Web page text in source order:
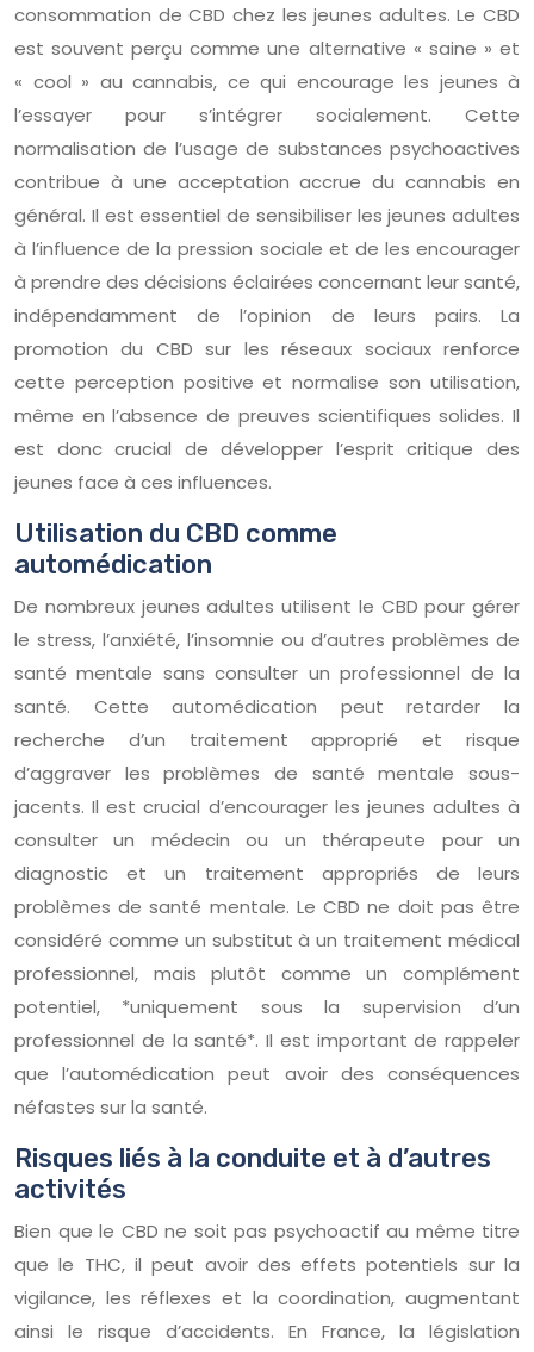
consommation de CBD chez les jeunes adultes. Le CBD
est souvent perçu comme une alternative « saine » et
« cool » au cannabis, ce qui encourage les jeunes à
l’essayer pour s’intégrer socialement. Cette
normalisation de l’usage de substances psychoactives
contribue à une acceptation accrue du cannabis en
général. Il est essentiel de sensibiliser les jeunes adultes
à l’influence de la pression sociale et de les encourager
à prendre des décisions éclairées concernant leur santé,
indépendamment de l’opinion de leurs pairs. La
promotion du CBD sur les réseaux sociaux renforce
cette perception positive et normalise son utilisation,
même en l’absence de preuves scientifiques solides. Il
est donc crucial de développer l’esprit critique des
jeunes face à ces influences.
Utilisation du CBD comme
automédication
De nombreux jeunes adultes utilisent le CBD pour gérer
le stress, l’anxiété, l’insomnie ou d’autres problèmes de
santé mentale sans consulter un professionnel de la
santé. Cette automédication peut retarder la
recherche d’un traitement approprié et risque
d’aggraver les problèmes de santé mentale sous-
jacents. Il est crucial d’encourager les jeunes adultes à
consulter un médecin ou un thérapeute pour un
diagnostic et un traitement appropriés de leurs
problèmes de santé mentale. Le CBD ne doit pas être
considéré comme un substitut à un traitement médical
professionnel, mais plutôt comme un complément
potentiel, *uniquement sous la supervision d’un
professionnel de la santé*. Il est important de rappeler
que l’automédication peut avoir des conséquences
néfastes sur la santé.
Risques liés à la conduite et à d’autres
activités
Bien que le CBD ne soit pas psychoactif au même titre
que le THC, il peut avoir des effets potentiels sur la
vigilance, les réflexes et la coordination, augmentant
ainsi le risque d’accidents. En France, la législation